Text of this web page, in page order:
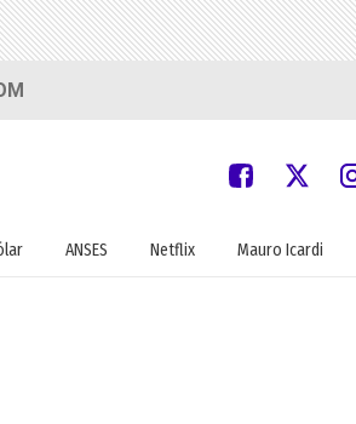
ANSES Netflix Mauro Icardi